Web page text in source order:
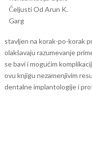
stavljen na korak-po-korak
olakšavaju razumevanje
se bavi i mogućim
ovu knjigu nezamenjivim
dentalne implantologije i